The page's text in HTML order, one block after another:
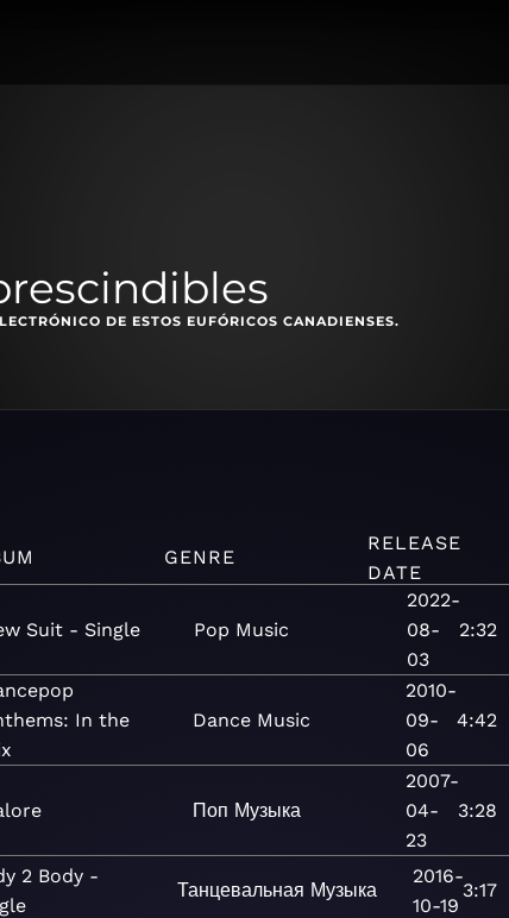
DE ESTOS EUFÓRICOS CANADIENSES.
GENRE
RELEASE
DATE
Suit - Single Pop Music
2022-
08-
03
2:32
In the
Dance Music
2010-
09-
06
4:42
Поп Музыка
2007-
04-
23
3:28
2 Body -
Танцевальная Музыка
2016-
10-19
3:17